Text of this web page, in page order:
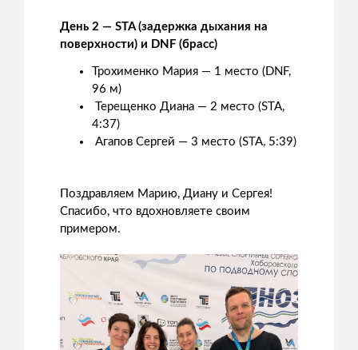
День 2 — STA (задержка дыхания на
поверхности) и DNF (брасс)
Трохименко Мария — 1 место (DNF,
96 м)
Терещенко Диана — 2 место (STA,
4:37)
Агапов Сергей — 3 место (STA, 5:39)
Поздравляем Марию, Диану и Сергея!
Спасибо, что вдохновляете своим
примером.